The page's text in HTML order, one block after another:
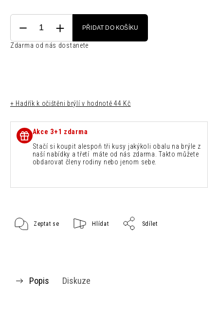
PŘIDAT DO KOŠÍKU
Zdarma od nás dostanete
+ Hadřík k očištěni brýlív hodnotě 44 Kč
Akce 3+1 zdarma
Stačí si koupit alespoň tři kusy jakýkoli obalu na brýle z
naší nabídky a třetí máte od nás zdarma. Takto můžete
obdarovat členy rodiny nebo jenom sebe.
Zeptat se Hlídat Sdílet
Popis Diskuze